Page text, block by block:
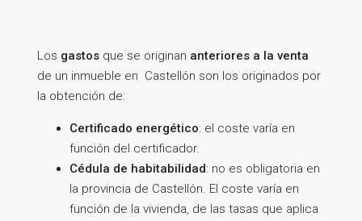
Los gastos que se originan anteriores a la venta
de un inmueble en Castellón son los originados por
la obtención de:
Certificado energético: el coste varía en
función del certificador.
Cédula de habitabilidad: no es obligatoria en
la provincia de Castellón. El coste varía en
función de la vivienda, de las tasas que aplica